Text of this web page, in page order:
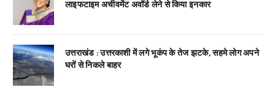
लाइफटाइम अचीवमेंट अवॉर्ड लेने से किया इनकार
उत्तराखंड : उत्तरकाशी में लगे भूकंप के तेज झटके, सहमे लोग अपने
घरों से निकले बाहर